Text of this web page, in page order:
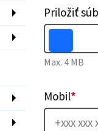
Priložiť
Max. 4 MB
Mobil*